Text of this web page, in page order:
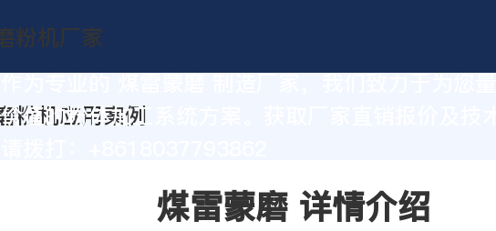
价值的粉体加工系统方案。获取厂家直销报价及技
煤雷蒙磨 详情介绍